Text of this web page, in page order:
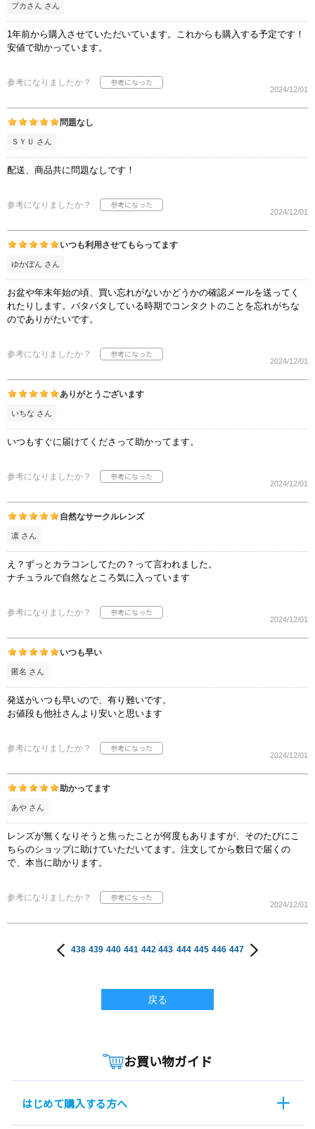
プカさん さん
1年前から購入させていただいています。これからも購入する予定です！
安値で助かっています。
参考になりましたか？
2024/12/01
問題なし
ＳＹＵ さん
配送、商品共に問題なしです！
参考になりましたか？
2024/12/01
いつも利用させてもらってます
ゆかぽん さん
お盆や年末年始の頃、買い忘れがないかどうかの確認メールを送ってく
れたりします。バタバタしている時期でコンタクトのことを忘れがちな
のでありがたいです。
参考になりましたか？
2024/12/01
ありがとうございます
いちな さん
いつもすぐに届けてくださって助かってます。
参考になりましたか？
2024/12/01
自然なサークルレンズ
凛 さん
え？ずっとカラコンしてたの？って言われました。
ナチュラルで自然なところ気に入っています
参考になりましたか？
2024/12/01
いつも早い
匿名 さん
発送がいつも早いので、有り難いです。
お値段も他社さんより安いと思います
参考になりましたか？
2024/12/01
助かってます
あや さん
レンズが無くなりそうと焦ったことが何度もありますが、そのたびにこ
ちらのショップに助けていただいてます。注文してから数日で届くの
で、本当に助かります。
参考になりましたか？
2024/12/01
438 439 440 441 442 443 444 445 446 447
戻る
お買い物ガイド
はじめて購入する方へ